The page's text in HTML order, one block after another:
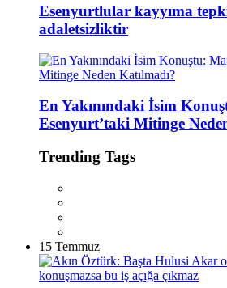
Esenyurtlular kayyıma
adaletsizliktir
En Yakınındaki İsim
Esenyurt’taki Mitinge
Trending Tags
15 Temmuz